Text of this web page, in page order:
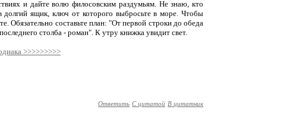
и дайте волю филосовским раздумьям. Не знаю, кто
долгий ящик, ключ от которого выбросьте в море. Чтобы
Обязательно составьте план: "От первой строки до обеда
столба - роман". К утру книжка увидит свет.
>>>>>>>>>
Ответить С цитатой В цитатник